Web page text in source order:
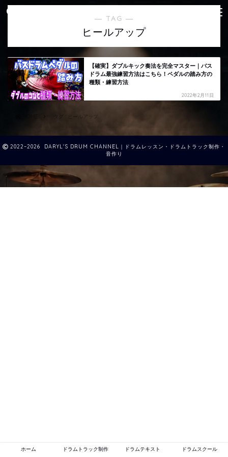
― TAG ―
ヒールアップ
【確実】ダブルキック奏法を完全マスター｜バス
ドラム最強練習方法はこちら！ペダルの踏み方の
種類・練習方法
2022年2月11日
タグ : ヒールアップ
2022–2026 DARYL'S DRUM CHANNEL｜ドラムレッスン・ドラムトラック制作・
音作り
ホーム ドラムトラック制作 ドラムテキスト ドラムスクール